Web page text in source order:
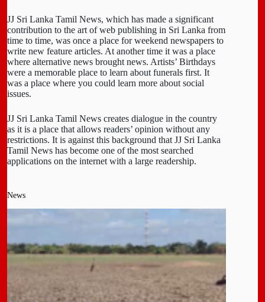
JJ Sri Lanka Tamil News, which has made a significant
contribution to the art of web publishing in Sri Lanka from
time to time, was once a place for weekend newspapers to
write new feature articles. At another time it was a place
where alternative news brought news. Artists’ Birthdays
were a memorable place to learn about funerals first. It
was a place where you could learn more about social
issues.
JJ Sri Lanka Tamil News creates dialogue in the country
as it is a place that allows readers’ opinion without any
restrictions. It is against this background that JJ Sri Lanka
Tamil News has become one of the most searched
applications on the internet with a large readership.
News